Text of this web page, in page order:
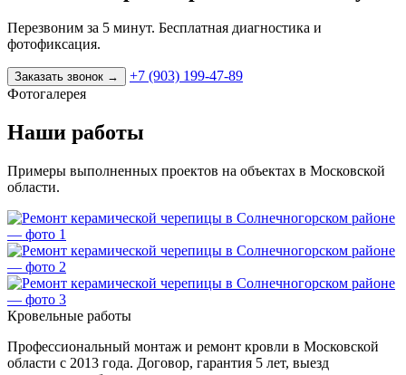
Перезвоним за 5 минут. Бесплатная диагностика и
фотофиксация.
Заказать звонок →
+7 (903) 199-47-89
Фотогалерея
Наши работы
Примеры выполненных проектов на объектах в Московской
области.
Кровельные работы
Профессиональный монтаж и ремонт кровли в Московской
области с 2013 года. Договор, гарантия 5 лет, выезд